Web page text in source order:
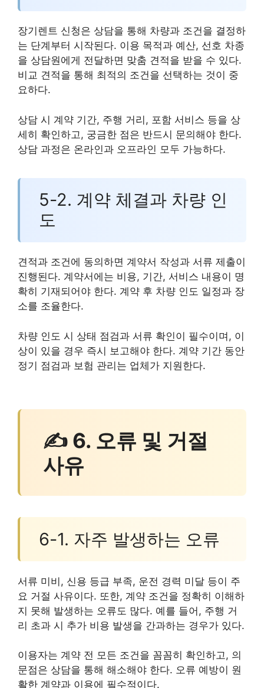
장기렌트 신청은 상담을 통해 차량과 조건을 결정하
는 단계부터 시작된다. 이용 목적과 예산, 선호 차종
을 상담원에게 전달하면 맞춤 견적을 받을 수 있다.
비교 견적을 통해 최적의 조건을 선택하는 것이 중
요하다.
상담 시 계약 기간, 주행 거리, 포함 서비스 등을 상
세히 확인하고, 궁금한 점은 반드시 문의해야 한다.
상담 과정은 온라인과 오프라인 모두 가능하다.
5-2. 계약 체결과 차량 인
도
견적과 조건에 동의하면 계약서 작성과 서류 제출이
진행된다. 계약서에는 비용, 기간, 서비스 내용이 명
확히 기재되어야 한다. 계약 후 차량 인도 일정과 장
소를 조율한다.
차량 인도 시 상태 점검과 서류 확인이 필수이며, 이
상이 있을 경우 즉시 보고해야 한다. 계약 기간 동안
정기 점검과 보험 관리는 업체가 지원한다.
✍ 6. 오류 및 거절
사유
6-1. 자주 발생하는 오류
서류 미비, 신용 등급 부족, 운전 경력 미달 등이 주
요 거절 사유이다. 또한, 계약 조건을 정확히 이해하
지 못해 발생하는 오류도 많다. 예를 들어, 주행 거
리 초과 시 추가 비용 발생을 간과하는 경우가 있다.
이용자는 계약 전 모든 조건을 꼼꼼히 확인하고, 의
문점은 상담을 통해 해소해야 한다. 오류 예방이 원
활한 계약과 이용에 필수적이다.